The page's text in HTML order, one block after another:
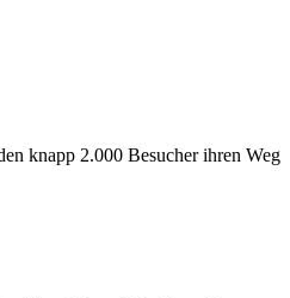
knapp 2.000 Besucher ihren Weg